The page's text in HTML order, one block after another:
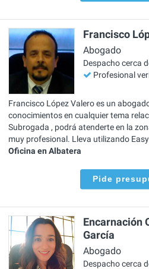
Francisco
Abogado
Despacho cerca
Profesional
Francisco López Valero es un
conocimientos en cualquier tema
Subrogada , podrá atenderte en la
muy profesional. Lleva utilizando
Oficina en Albatera
Pide
Encarnación
García
Abogado
Despacho cerca